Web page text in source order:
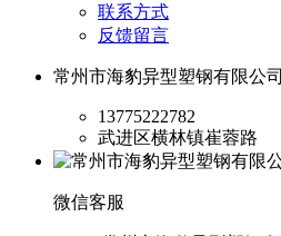
联系方式
反馈留言
常州市海豹异型塑钢有限公司
13775222782
武进区横林镇崔蓉路
微信客服